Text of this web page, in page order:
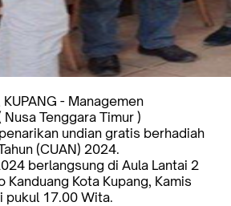
KUPANG - Managemen
Nusa Tenggara Timur )
undian gratis berhadiah
(CUAN) 2024.
berlangsung di Aula Lantai 2
Kanduang Kota Kupang, Kamis
pukul 17.00 Wita.